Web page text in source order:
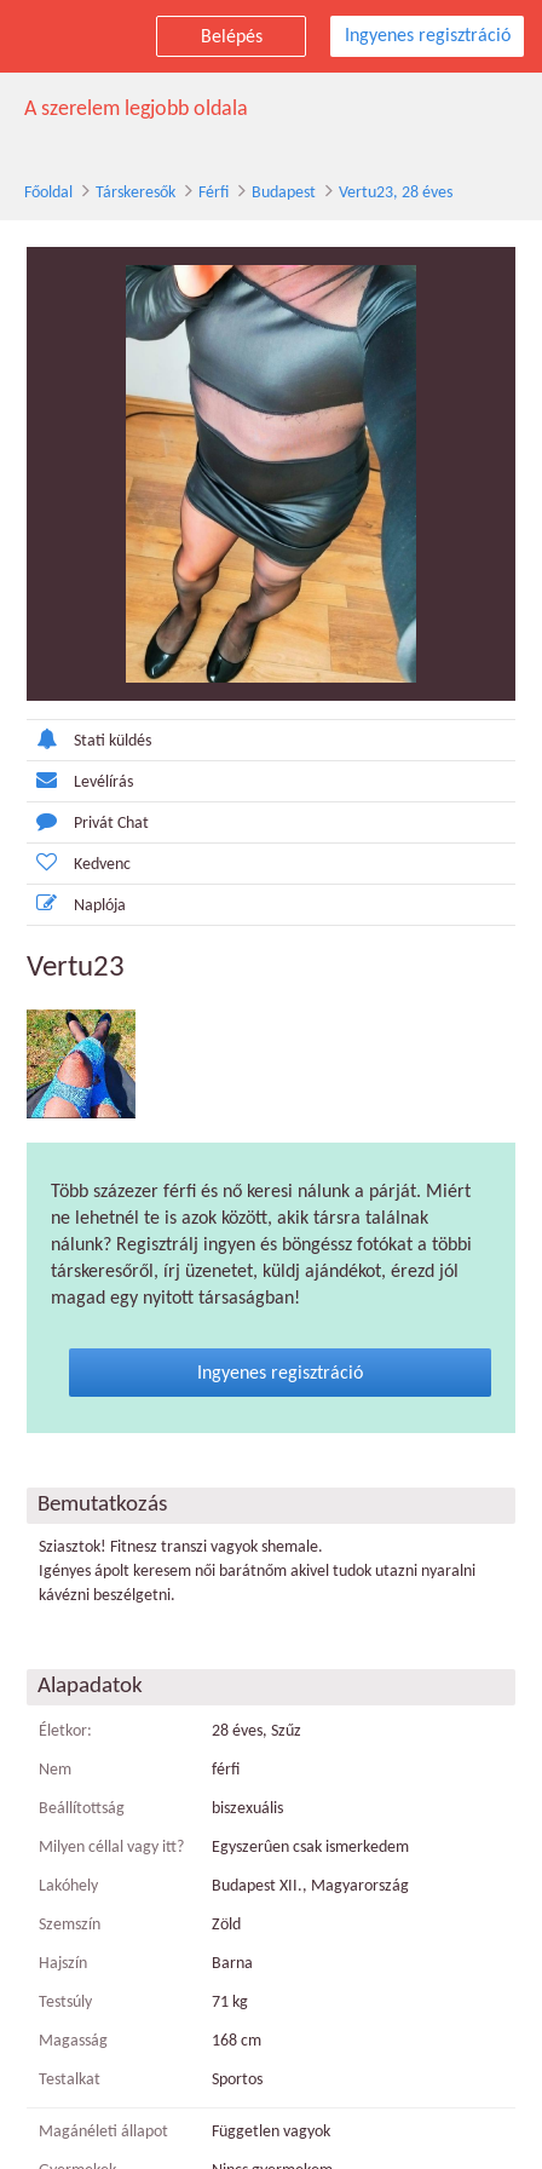
Belépés Ingyenes regisztráció
Vertu23 társkereső férfi, 28 éves, Budapest
A szerelem legjobb oldala
Főoldal Társkeresők Férfi Budapest Vertu23, 28 éves
Stati küldés
Levélírás
Privát Chat
Kedvenc
Naplója
Vertu23
Több százezer férfi és nő keresi nálunk a párját. Miért
ne lehetnél te is azok között, akik társra találnak
nálunk? Regisztrálj ingyen és böngéssz fotókat a többi
társkeresőről, írj üzenetet, küldj ajándékot, érezd jól
magad egy nyitott társaságban!
Ingyenes regisztráció
Bemutatkozás
Sziasztok! Fitnesz transzi vagyok shemale.
Igényes ápolt keresem női barátnőm akivel tudok utazni nyaralni
kávézni beszélgetni.
Alapadatok
Életkor: 28 éves, Szűz
Nem férfi
Beállítottság biszexuális
Milyen céllal vagy itt? Egyszerûen csak ismerkedem
Lakóhely Budapest XII., Magyarország
Szemszín Zöld
Hajszín Barna
Testsúly 71 kg
Magasság 168 cm
Testalkat Sportos
Magánéleti állapot Független vagyok